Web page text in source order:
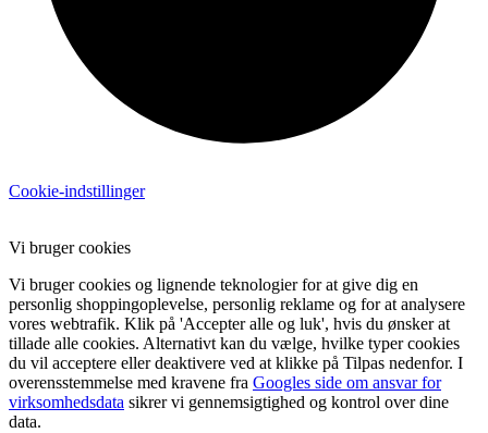
Cookie-indstillinger
Vi bruger cookies
Vi bruger cookies og lignende teknologier for at give dig en
personlig shoppingoplevelse, personlig reklame og for at analysere
vores webtrafik. Klik på 'Accepter alle og luk', hvis du ønsker at
tillade alle cookies. Alternativt kan du vælge, hvilke typer cookies
du vil acceptere eller deaktivere ved at klikke på Tilpas nedenfor. I
overensstemmelse med kravene fra Googles side om ansvar for
virksomhedsdata sikrer vi gennemsigtighed og kontrol over dine
data.